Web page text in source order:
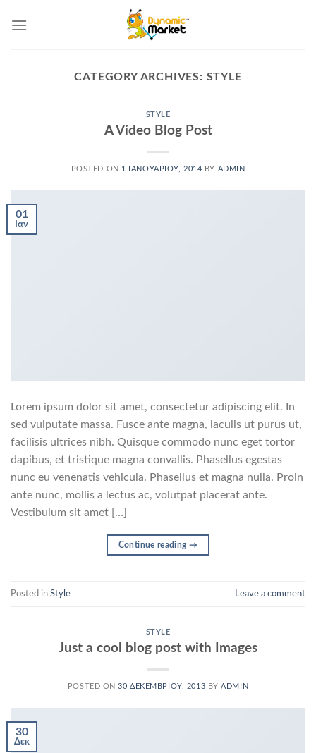
CATEGORY ARCHIVES: STYLE
STYLE
A Video Blog Post
POSTED ON 1 ΙΑΝΟΥΑΡΊΟΥ, 2014 BY ADMIN
01
Ιαν
Lorem ipsum dolor sit amet, consectetur adipiscing elit. In
sed vulputate massa. Fusce ante magna, iaculis ut purus ut,
facilisis ultrices nibh. Quisque commodo nunc eget tortor
dapibus, et tristique magna convallis. Phasellus egestas
nunc eu venenatis vehicula. Phasellus et magna nulla. Proin
ante nunc, mollis a lectus ac, volutpat placerat ante.
Vestibulum sit amet […]
Continue reading →
Posted in Style Leave a comment
STYLE
Just a cool blog post with Images
POSTED ON30 ΔΕΚΕΜΒΡΊΟΥ, 2013 BYADMIN
30
Δεκ